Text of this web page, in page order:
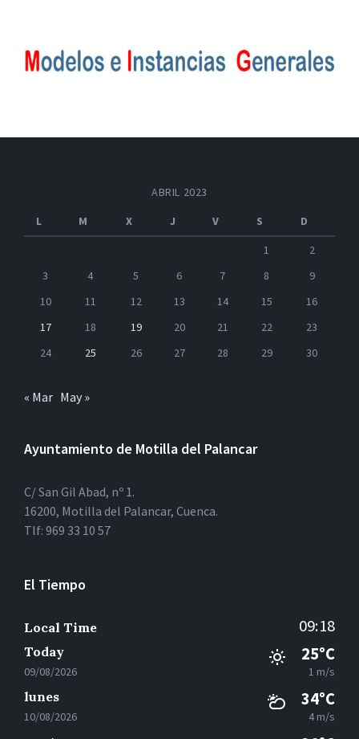
ABRIL 2023
L
M X J V S
D
1
2
3
4 5 6 7 8
9
10
11 12 13 14 15
16
17
18 19 20 21 22
23
24
25 26 27 28 29 30
« Mar May »
Ayuntamiento de Motilla del Palancar
C/ San Gil Abad, nº 1.
16200, Motilla del Palancar, Cuenca.
Tlf: 969 33 10 57
El Tiempo
Local Time 09:18
Today
09/08/2026
25°C
1 m/s
lunes
10/08/2026
34°C
4 m/s